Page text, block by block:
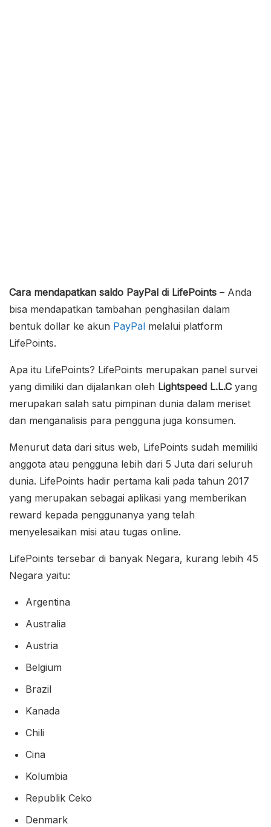
Cara mendapatkan saldo PayPal di LifePoints – Anda
bisa mendapatkan tambahan penghasilan dalam
bentuk dollar ke akun PayPal melalui platform
LifePoints.
Apa itu LifePoints? LifePoints merupakan panel survei
yang dimiliki dan dijalankan oleh Lightspeed L.L.C yang
merupakan salah satu pimpinan dunia dalam meriset
dan menganalisis para pengguna juga konsumen.
Menurut data dari situs web, LifePoints sudah memiliki
anggota atau pengguna lebih dari 5 Juta dari seluruh
dunia. LifePoints hadir pertama kali pada tahun 2017
yang merupakan sebagai aplikasi yang memberikan
reward kepada penggunanya yang telah
menyelesaikan misi atau tugas online.
LifePoints tersebar di banyak Negara, kurang lebih 45
Negara yaitu:
Argentina
Australia
Austria
Belgium
Brazil
Kanada
Chili
Cina
Kolumbia
Republik Ceko
Denmark